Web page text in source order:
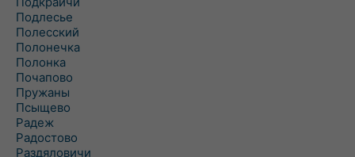
Подлесье
Полесский
Полонечка
Полонка
Почапово
Пружаны
Псыщево
Радеж
Радостово
Раздяловичи